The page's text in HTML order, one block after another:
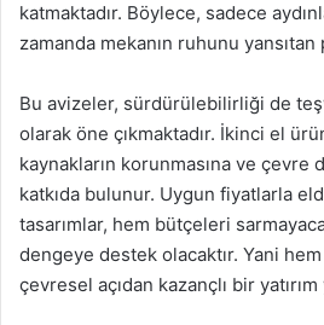
katmaktadır. Böylece, sadece
zamanda mekanın ruhunu
Bu avizeler, sürdürülebilirliği de
olarak öne çıkmaktadır. İkinci el
kaynakların korunmasına ve çevre
katkıda bulunur. Uygun fiyatlarla
tasarımlar, hem bütçeleri
dengeye destek olacaktır. Yani
çevresel açıdan kazançlı bir